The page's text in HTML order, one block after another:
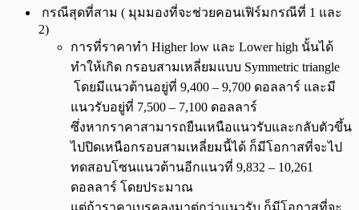
กรณีสุดที่สาม ( มุมมองที่จะช่วยคอนเฟิร์มกรณีที่ 1 และ
2)
การที่ราคาทำ Higher low และ Lower high นั้นได้
ทำให้เกิด กรอบสามเหลี่ยมแบบ Symmetric triangle
โดยมีแนวต้านอยู่ที่ 9,400 – 9,700 ดอลลาร์ และมี
แนวรับอยู่ที่ 7,500 – 7,100 ดอลลาร์
ซึ่งหากราคาสามารถยืนเหนือแนวรับและกลับตัวขึ้น
ไปปิดเหนือกรอบสามเหลี่ยมนี้ได้ ก็มีโอกาสที่จะไป
ทดสอบโซนแนวต้านอีกแนวที่ 9,832 – 10,261
ดอลลาร์ โดยประมาณ
แต่ถ้าราคาเบรคลงมาต่กว่าแนวรับ ก็มีโอกาสที่จะ